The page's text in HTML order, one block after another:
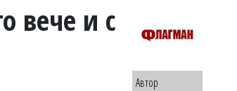
вече и с
Автор